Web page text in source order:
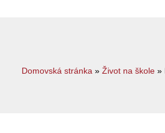
Domovská stránka » Život na škole »